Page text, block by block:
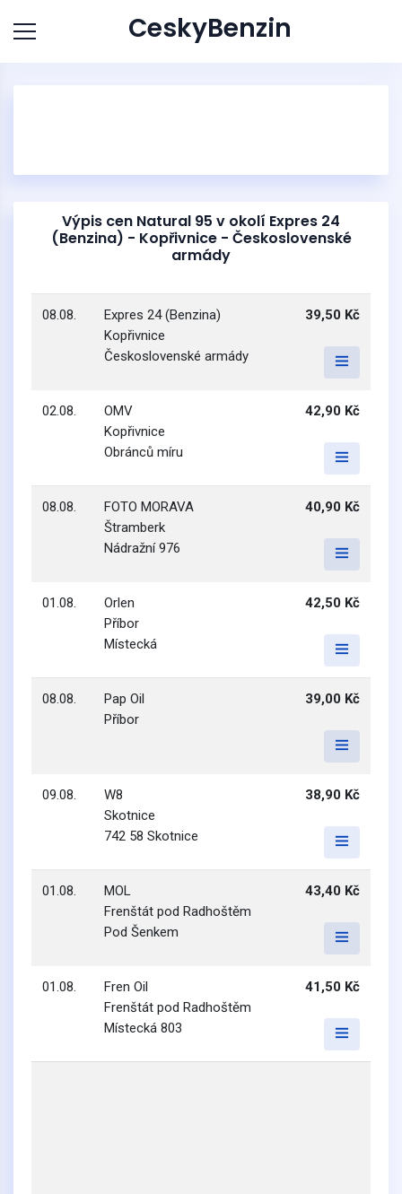
CeskyBenzin
Výpis cen Natural 95 v okolí Expres 24
(Benzina) - Kopřivnice - Československé
armády
08.08.
Expres 24 (Benzina)
Kopřivnice
Československé armády
39,50 Kč
02.08.
OMV
Kopřivnice
Obránců míru
42,90 Kč
08.08.
FOTO MORAVA
Štramberk
Nádražní 976
40,90 Kč
01.08.
Orlen
Příbor
Místecká
42,50 Kč
08.08.
Pap Oil
Příbor
39,00 Kč
09.08.
W8
Skotnice
742 58 Skotnice
38,90 Kč
01.08.
MOL
Frenštát pod Radhoštěm
Pod Šenkem
43,40 Kč
01.08.
Fren Oil
Frenštát pod Radhoštěm
Místecká 803
41,50 Kč